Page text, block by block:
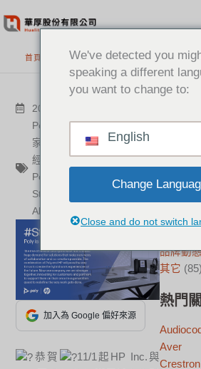
至
首頁 最新消息
2022-11-02
Poly
華厚,遠距協作,通訊專
家
遠距會議,Poly30年代理
經驗
HPInc.,HP,混合辦公,
PolyHPInc.
StrongerTogether
AllTogether
加入為 Google 偏好來源
恭賀
11/1起HP Inc.與
搜尋
分類
新聞中
成功案例
品牌動
其它 (85)
熱門
Aver
Crestron
We've detected you
speaking a different
you want to change to:
English
Change
Close and do not switch